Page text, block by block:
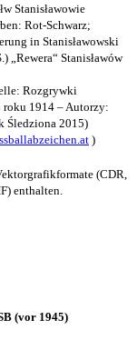
Stanisławowie
Rot-Schwarz;
in Stanisławowski
„Rewera“ Stanisławów
Rozgrywki
roku 1914 – Autorzy:
Śledziona 2015)
)
(CDR,
enthalten.
(vor 1945)